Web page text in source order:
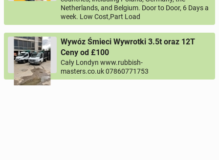
Twój telefon
Numer telefon wg wzoru NR KIERUNKOWY KRAJU NR TELEFONU , np.:
+44 7123456789 lub +48 221234567
Pytanie aktywujące
Netherlands, and Belgium. Door to Door, 6 Days a
week. Low Cost,Part Load
Wywóz Śmieci Wywrotki 3.5t oraz 12T
Ceny od £100
Cały Londyn www.rubbish-
masters.co.uk 07860771753